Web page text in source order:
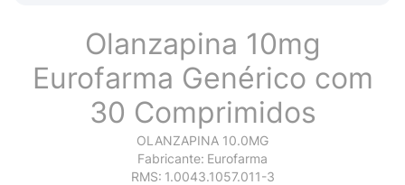
Olanzapina 10mg
Eurofarma Genérico com
30 Comprimidos
OLANZAPINA 10.0MG
Fabricante: Eurofarma
RMS: 1.0043.1057.011-3